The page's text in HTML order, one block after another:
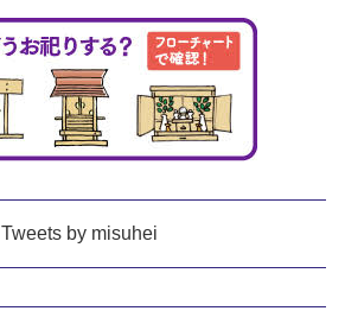
Tweets by misuhei